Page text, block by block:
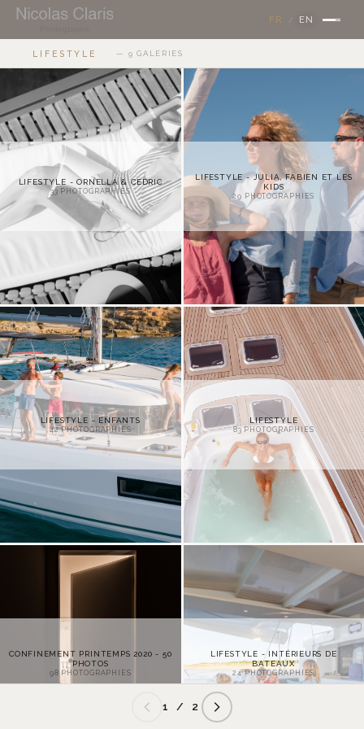
FR EN
LIFESTYLE — 9 GALERIES
LIFESTYLE - ORNELLA & CEDRIC
33 PHOTOGRAPHIES
LIFESTYLE - JULIA, FABIEN ET LES
KIDS
29 PHOTOGRAPHIES
LIFESTYLE - ENFANTS
42PHOTOGRAPHIES
LIFESTYLE
83PHOTOGRAPHIES
CONFINEMENT PRINTEMPS 2020 - 50
PHOTOS
98 PHOTOGRAPHIES
LIFESTYLE - INTÉRIEURS DE
BATEAUX
24PHOTOGRAPHIES
1 / 2